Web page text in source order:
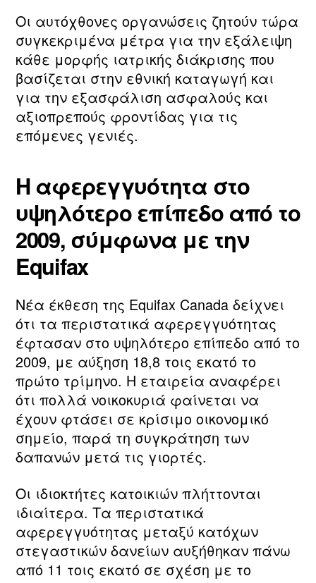
Οι αυτόχθονες οργανώσεις ζητούν τώρα
συγκεκριμένα μέτρα για την εξάλειψη
κάθε μορφής ιατρικής διάκρισης που
βασίζεται στην εθνική καταγωγή και
για την εξασφάλιση ασφαλούς και
αξιοπρεπούς φροντίδας για τις
επόμενες γενιές.
Η αφερεγγυότητα στο
υψηλότερο επίπεδο από το
2009, σύμφωνα με την
Equifax
Νέα έκθεση της Equifax Canada δείχνει
ότι τα περιστατικά αφερεγγυότητας
έφτασαν στο υψηλότερο επίπεδο από το
2009, με αύξηση 18,8 τοις εκατό το
πρώτο τρίμηνο. Η εταιρεία αναφέρει
ότι πολλά νοικοκυριά φαίνεται να
έχουν φτάσει σε κρίσιμο οικονομικό
σημείο, παρά τη συγκράτηση των
δαπανών μετά τις γιορτές.
Οι ιδιοκτήτες κατοικιών πλήττονται
ιδιαίτερα. Τα περιστατικά
αφερεγγυότητας μεταξύ κατόχων
στεγαστικών δανείων αυξήθηκαν πάνω
από 11 τοις εκατό σε σχέση με το